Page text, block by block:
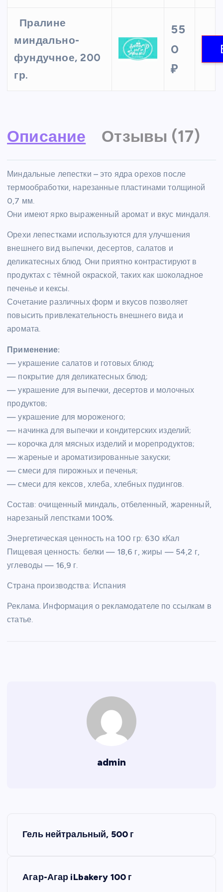
Пралине
миндально-
фундучное, 200
гр.
55
0
₽
Описание Отзывы (17)
Миндальные лепестки – это ядра орехов после
термообработки, нарезанные пластинами толщиной
0,7 мм.
Они имеют ярко выраженный аромат и вкус миндаля.
Орехи лепестками используются для улучшения
внешнего вид выпечки, десертов, салатов и
деликатесных блюд. Они приятно контрастируют в
продуктах с тёмной окраской, таких как шоколадное
печенье и кексы.
Сочетание различных форм и вкусов позволяет
повысить привлекательность внешнего вида и
аромата.
Применение:
— украшение салатов и готовых блюд;
— покрытие для деликатесных блюд;
— украшение для выпечки, десертов и молочных
продуктов;
— украшение для мороженого;
— начинка для выпечки и кондитерских изделий;
— корочка для мясных изделий и морепродуктов;
— жареные и ароматизированные закуски;
— смеси для пирожных и печенья;
— смеси для кексов, хлеба, хлебных пудингов.
Состав: очищенный миндаль, отбеленный, жаренный,
нарезаный лепстками 100%.
Энергетическая ценность на 100 гр: 630 кКал
Пищевая ценность: белки — 18,6 г, жиры — 54,2 г,
углеводы — 16,9 г.
Страна производства: Испания
Реклама. Информация о рекламодателе по ссылкам в
статье.
admin
Гель нейтральный, 500 г
Агар-Агар iLbakery 100 г